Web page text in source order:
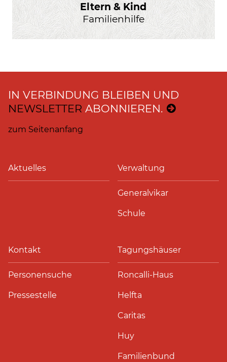
Eltern & Kind
Familienhilfe
IN VERBINDUNG BLEIBEN UND
NEWSLETTER ABONNIEREN.
zum Seitenanfang
Aktuelles Verwaltung
Generalvikar
Schule
Kontakt
Personensuche
Pressestelle
Tagungshäuser
Roncalli-Haus
Helfta
Caritas
Huy
Familienbund